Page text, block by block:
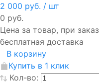
2 000 руб. / шт
0 руб.
Цена за товар, при
бесплатная доставка
В корзину
Купить в 1 клик
Кол-во: